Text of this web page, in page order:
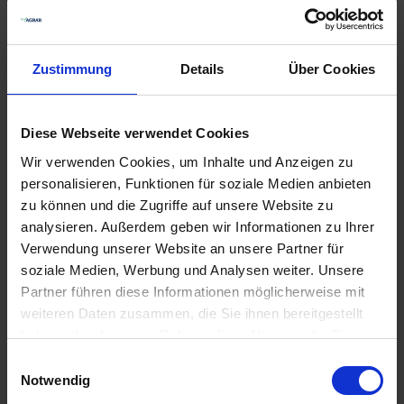
Zustimmung Details Über Cookies
Diese Webseite verwendet Cookies
Wir verwenden Cookies, um Inhalte und Anzeigen zu
personalisieren, Funktionen für soziale Medien anbieten
zu können und die Zugriffe auf unsere Website zu
analysieren. Außerdem geben wir Informationen zu Ihrer
Verwendung unserer Website an unsere Partner für
soziale Medien, Werbung und Analysen weiter. Unsere
Partner führen diese Informationen möglicherweise mit
weiteren Daten zusammen, die Sie ihnen bereitgestellt
haben oder die sie im Rahmen Ihrer Nutzung der Dienste
Notwendig
ARAG Einfach-
Düsenhalter 400040
1,95 € / St
WARENKORB
GRANIT Fünffach-
Düsenhalter
8,88 € / St
WARENKORB